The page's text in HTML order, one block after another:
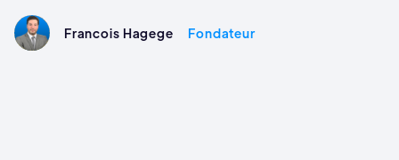
Francois Hagege Fondateur